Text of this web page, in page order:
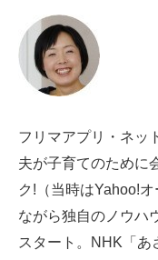
企業向けIT製品の総合
IT製品の技術・比較・
製造業のIT導入・活用
モノづくり技術者専
エレクトロニクス専
電子設計の基本と応用
エネルギーの専門メデ
フリマアプリ・ネッ
夫が子育てのために
ク!（当時はYahoo!
ながら独自のノウハ
スタート。NHK「あ